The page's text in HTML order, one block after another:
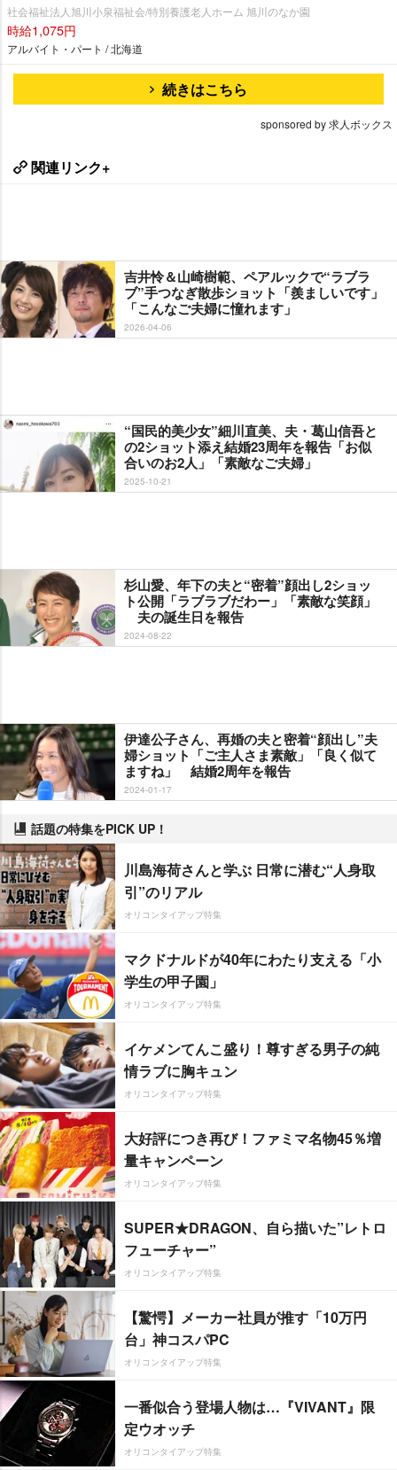
社会福祉法人旭川小泉福祉会/特別養護老人ホーム 旭川のなか園
時給1,075円
アルバイト・パート / 北海道
続きはこちら
sponsored by 求人ボックス
関連リンク+
吉井怜＆山崎樹範、ペアルックで“ラブラ
ブ”手つなぎ散歩ショット「羨ましいです」
「こんなご夫婦に憧れます」
2026-04-06
“国民的美少女”細川直美、夫・葛山信吾と
の2ショット添え結婚23周年を報告「お似
合いのお2人」「素敵なご夫婦」
2025-10-21
杉山愛、年下の夫と“密着”顔出し2ショッ
ト公開「ラブラブだわー」「素敵な笑顔」
夫の誕生日を報告
2024-08-22
伊達公子さん、再婚の夫と密着“顔出し”夫
婦ショット「ご主人さま素敵」「良く似て
ますね」 結婚2周年を報告
2024-01-17
話題の特集をPICK UP！
川島海荷さんと学ぶ 日常に潜む“人身取
引”のリアル
オリコンタイアップ特集
マクドナルドが40年にわたり支える「小
学生の甲子園」
オリコンタイアップ特集
イケメンてんこ盛り！尊すぎる男子の純
情ラブに胸キュン
オリコンタイアップ特集
大好評につき再び！ファミマ名物45％増
量キャンペーン
オリコンタイアップ特集
SUPER★DRAGON、自ら描いた”レトロ
フューチャー”
オリコンタイアップ特集
【驚愕】メーカー社員が推す「10万円
台」神コスパPC
オリコンタイアップ特集
一番似合う登場人物は…『VIVANT』限
定ウオッチ
オリコンタイアップ特集